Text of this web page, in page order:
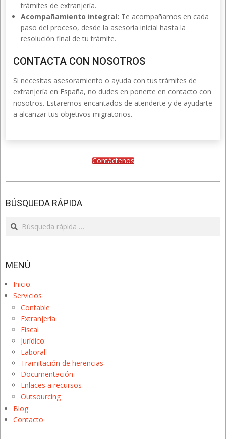
trámites de extranjería.
Acompañamiento integral: Te acompañamos en cada
paso del proceso, desde la asesoría inicial hasta la
resolución final de tu trámite.
CONTACTA CON NOSOTROS
Si necesitas asesoramiento o ayuda con tus trámites de
extranjería en España, no dudes en ponerte en contacto con
nosotros. Estaremos encantados de atenderte y de ayudarte
a alcanzar tus objetivos migratorios.
Contáctenos
03-
05
BÚSQUEDA RÁPIDA
Search
MENÚ
Inicio
Servicios
Contable
Extranjería
Fiscal
Jurídico
Laboral
Tramitación de herencias
Documentación
Enlaces a recursos
Outsourcing
Blog
Contacto